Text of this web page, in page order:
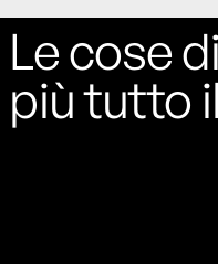
Le cose
più tutto